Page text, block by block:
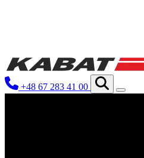
+48 67 283 41 00